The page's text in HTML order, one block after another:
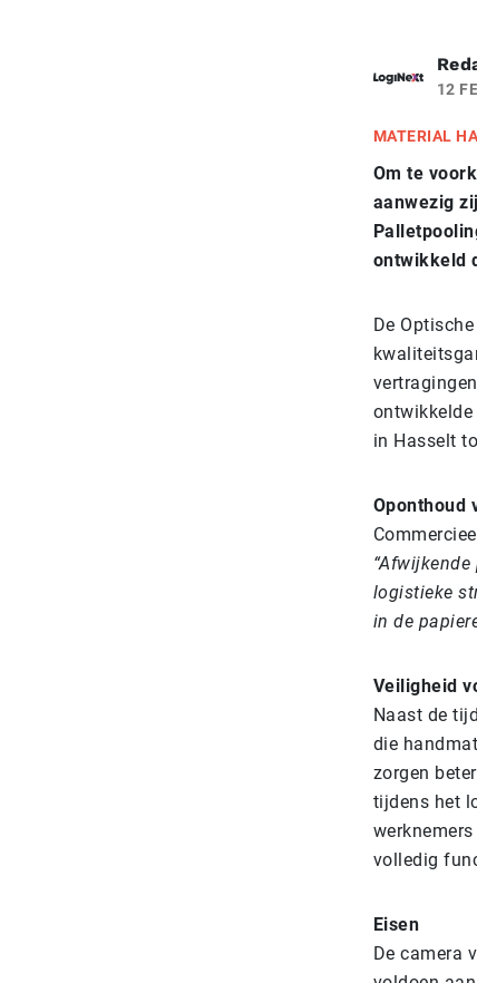
12
MATERIAL
Om te
aanwezig
ontwikkeld
De
in Hasselt
Oponthoud
logistieke
in de
Veiligheid
Naast de
die
zorgen
tijdens het
volledig
Eisen
De camera